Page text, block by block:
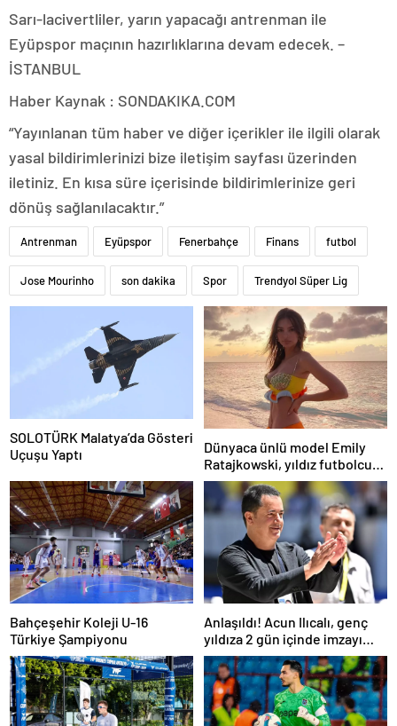
Sarı-lacivertliler, yarın yapacağı antrenman ile
Eyüpspor maçının hazırlıklarına devam edecek. –
İSTANBUL
Haber Kaynak : SONDAKIKA.COM
“Yayınlanan tüm haber ve diğer içerikler ile ilgili olarak
yasal bildirimlerinizi bize iletişim sayfası üzerinden
iletiniz. En kısa süre içerisinde bildirimlerinize geri
dönüş sağlanılacaktır.”
Antrenman Eyüpspor Fenerbahçe Finans futbol
Jose Mourinho son dakika Spor Trendyol Süper Lig
SOLOTÜRK Malatya’da Gösteri
Uçuşu Yaptı
Dünyaca ünlü model Emily
Ratajkowski, yıldız futbolcuya
hayranlığını ilan etti
Bahçeşehir Koleji U-16
Türkiye Şampiyonu
Anlaşıldı! Acun Ilıcalı, genç
yıldıza 2 gün içinde imzayı
attırıyor